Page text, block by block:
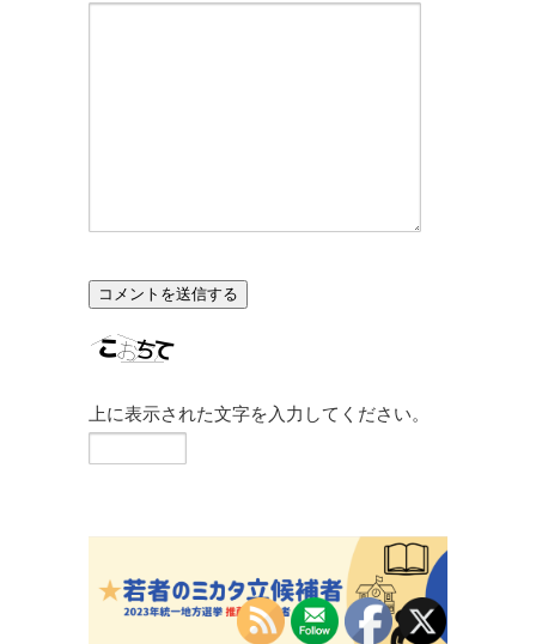
上に表示された文字を入力してください。